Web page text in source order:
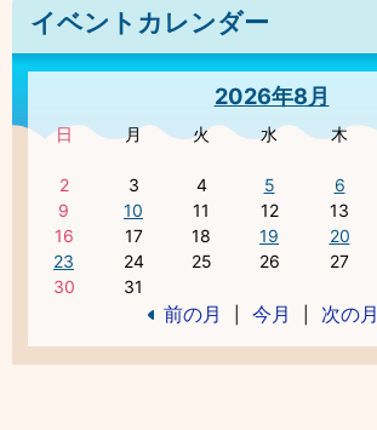
イベントカレンダー
2026年8月
日 月 火 水 木
2
3 4 5 6
9
10 11 12 13
16
17 18 19 20
23
24 25 26 27
30
31
前の月 今月 次の月